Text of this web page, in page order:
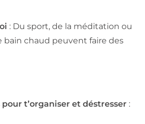
: Du sport, de la méditation ou
bain chaud peuvent faire des
t’organiser et déstresser :